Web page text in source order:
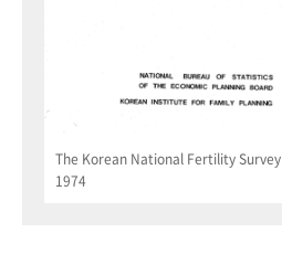
The Korean National Fertility Survey
1974